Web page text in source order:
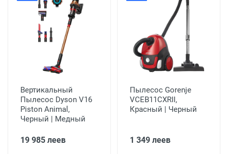
Вертикальный
Пылесос Dyson V16
Piston Animal,
Черный | Медный
19 985 леев
Пылесос Gorenje
VCEB11CXRII,
Красный | Черный
1 349 леев